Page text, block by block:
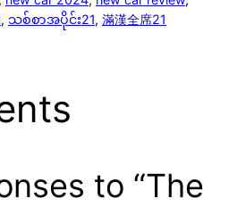
, သစ်စာအပိုင်း21, 滿漢全席21
to “The